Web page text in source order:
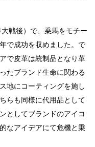
戦後）で、乗馬をモチー
で成功を収めました。で
で皮革は統制品となり革
たブランド生命に関わる
地にコーティングを施し
らも同様に代用品として
としてブランドのアイコ
なアイデアにて危機と乗